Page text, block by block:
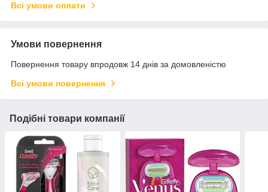
Всі умови оплати
Умови повернення
Повернення товару впродовж 14 днів за домовленістю
Всі умови повернення
Подібні товари компанії